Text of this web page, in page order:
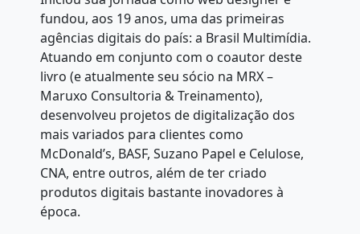
fundou, aos 19 anos, uma das primeiras
agências digitais do país: a Brasil Multimídia.
Atuando em conjunto com o coautor deste
livro (e atualmente seu sócio na MRX –
Maruxo Consultoria & Treinamento),
desenvolveu projetos de digitalização dos
mais variados para clientes como
McDonald’s, BASF, Suzano Papel e Celulose,
CNA, entre outros, além de ter criado
produtos digitais bastante inovadores à
época.